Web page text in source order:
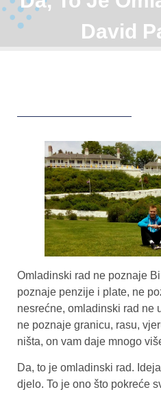
David
Omladinski rad ne poznaje
poznaje penzije i plate, ne
nesrećne, omladinski rad ne
ne poznaje granicu, rasu,
ništa, on vam daje mnogo
Da, to je omladinski rad.
djelo. To je ono što pokreće